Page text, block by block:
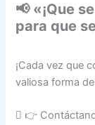
📢«¡Que
para que
¡Cada vez que
valiosa forma
 👉